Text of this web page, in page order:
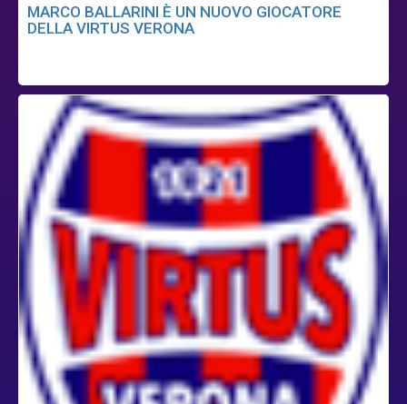
MARCO BALLARINI È UN NUOVO GIOCATORE
DELLA VIRTUS VERONA